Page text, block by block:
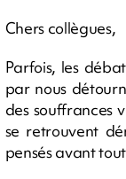
Chers collègues,
Parfois, les
par nous
des souffrances
se retrouvent
pensés avant